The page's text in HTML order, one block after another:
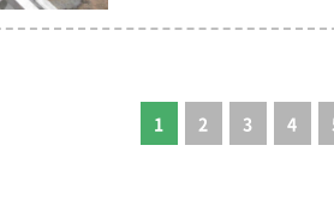
1 2 3 4